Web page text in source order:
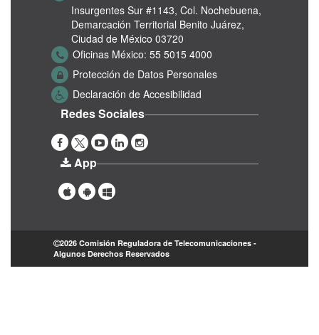
Insurgentes Sur #1143, Col. Nochebuena,
Demarcación Territorial Benito Juárez,
Ciudad de México 03720
Oficinas México: 55 5015 4000
Protección de Datos Personales
Declaración de Accesibilidad
Redes Sociales
App
2026 Comisión Reguladora de Telecomunicaciones -
Algunos Derechos Reservados